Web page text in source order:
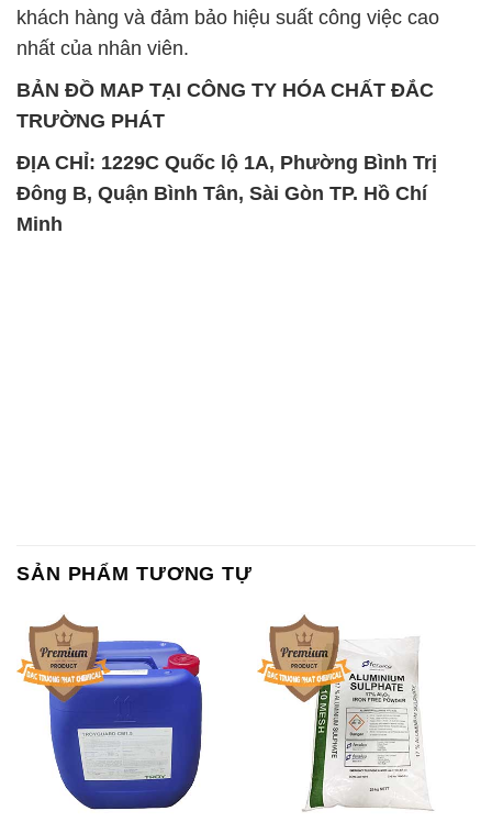
khách hàng và đảm bảo hiệu suất công việc cao
nhất của nhân viên.
BẢN ĐỒ MAP TẠI CÔNG TY HÓA CHẤT ĐẮC
TRƯỜNG PHÁT
ĐỊA CHỈ: 1229C Quốc lộ 1A, Phường Bình Trị
Đông B, Quận Bình Tân, Sài Gòn TP. Hồ Chí
Minh
SẢN PHẨM TƯƠNG TỰ